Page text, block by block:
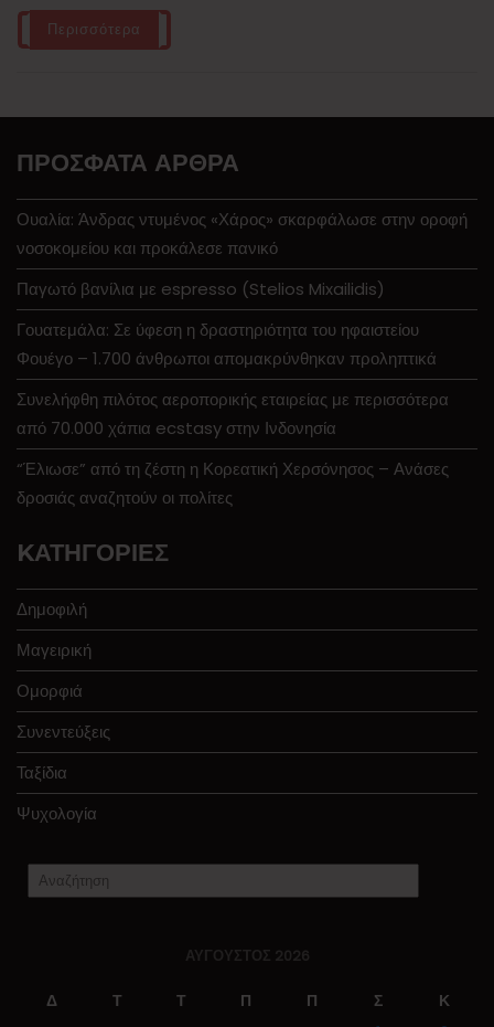
Περισσότερα
ΠΡΌΣΦΑΤΑ ΆΡΘΡΑ
Ουαλία: Άνδρας ντυμένος «Χάρος» σκαρφάλωσε στην οροφή
νοσοκομείου και προκάλεσε πανικό
Παγωτό βανίλια με espresso (Stelios Mixailidis)
Γουατεμάλα: Σε ύφεση η δραστηριότητα του ηφαιστείου
Φουέγο – 1.700 άνθρωποι απομακρύνθηκαν προληπτικά
Συνελήφθη πιλότος αεροπορικής εταιρείας με περισσότερα
από 70.000 χάπια ecstasy στην Ινδονησία
“Έλιωσε” από τη ζέστη η Κορεατική Χερσόνησος – Ανάσες
δροσιάς αναζητούν οι πολίτες
KΑΤΗΓΟΡΊΕΣ
Δημοφιλή
Μαγειρική
Ομορφιά
Συνεντεύξεις
Ταξίδια
Ψυχολογία
ΑΎΓΟΥΣΤΟΣ 2026
Δ Τ Τ Π Π Σ
Κ